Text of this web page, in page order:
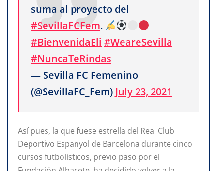
suma al proyecto del
#SevillaFCFem.
#BienvenidaEli #WeareSevilla
#NuncaTeRindas
— Sevilla FC Femenino
(@SevillaFC_Fem) July 23, 2021
Así pues, la que fuese estrella del Real Club
Deportivo Espanyol de Barcelona durante cinco
cursos futbolísticos, previo paso por el